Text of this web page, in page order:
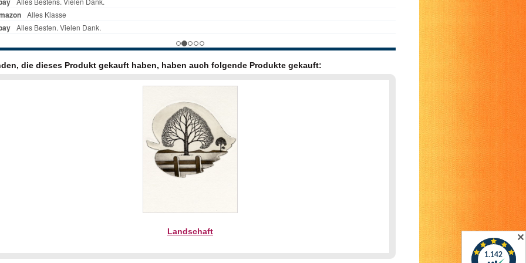
die dieses Produkt gekauft haben, haben auch folgende Produkte gekauft:
Landschaft
✕